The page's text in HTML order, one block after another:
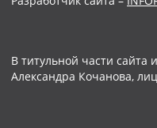
В титульной части сайта
Александра Кочанова,